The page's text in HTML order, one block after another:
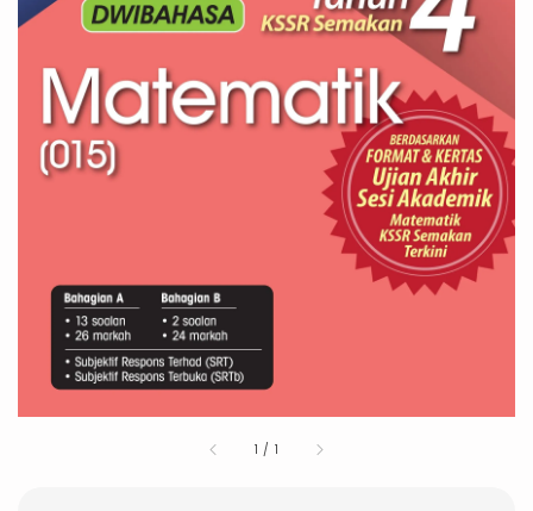
1 / 1